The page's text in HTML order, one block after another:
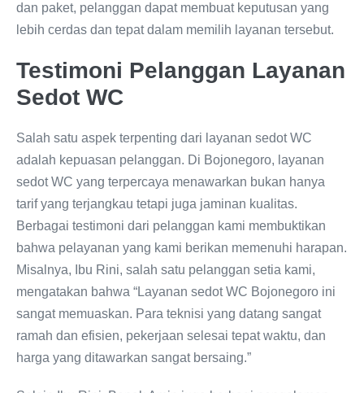
dan paket, pelanggan dapat membuat keputusan yang
lebih cerdas dan tepat dalam memilih layanan tersebut.
Testimoni Pelanggan Layanan
Sedot WC
Salah satu aspek terpenting dari layanan sedot WC
adalah kepuasan pelanggan. Di Bojonegoro, layanan
sedot WC yang terpercaya menawarkan bukan hanya
tarif yang terjangkau tetapi juga jaminan kualitas.
Berbagai testimoni dari pelanggan kami membuktikan
bahwa pelayanan yang kami berikan memenuhi harapan.
Misalnya, Ibu Rini, salah satu pelanggan setia kami,
mengatakan bahwa “Layanan sedot WC Bojonegoro ini
sangat memuaskan. Para teknisi yang datang sangat
ramah dan efisien, pekerjaan selesai tepat waktu, dan
harga yang ditawarkan sangat bersaing.”